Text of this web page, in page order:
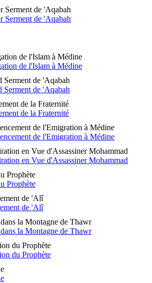
Serment de 'Aqabah
Serment de 'Aqabah
de l'Islam à Médine
de l'Islam à Médine
Serment de 'Aqabah
Serment de 'Aqabah
de la Fraternité
de la Fraternité
de l'Emigration à Médine
de l'Emigration à Médine
en Vue d'Assassiner Mohammad
en Vue d'Assassiner Mohammad
Prophète
Prophète
de 'Alî
de 'Alî
la Montagne de Thawr
la Montagne de Thawr
du Prophète
du Prophète